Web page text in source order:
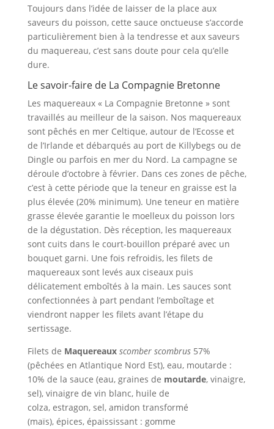
t
i
v
e
Toujours dans l’idée de laisser de la place aux
saveurs du poisson, cette sauce onctueuse s’accorde
particulièrement bien à la tendresse et aux saveurs
du maquereau, c’est sans doute pour cela qu’elle
dure.
Le savoir-faire de La Compagnie Bretonne
Les maquereaux « La Compagnie Bretonne » sont
travaillés au meilleur de la saison. Nos maquereaux
sont pêchés en mer Celtique, autour de l’Ecosse et
de l’Irlande et débarqués au port de Killybegs ou de
Dingle ou parfois en mer du Nord. La campagne se
déroule d’octobre à février. Dans ces zones de pêche,
c’est à cette période que la teneur en graisse est la
plus élevée (20% minimum). Une teneur en matière
grasse élevée garantie le moelleux du poisson lors
de la dégustation. Dès réception, les maquereaux
sont cuits dans le court-bouillon préparé avec un
bouquet garni. Une fois refroidis, les filets de
maquereaux sont levés aux ciseaux puis
délicatement emboîtés à la main. Les sauces sont
confectionnées à part pendant l’emboîtage et
viendront napper les filets avant l’étape du
sertissage.
Filets de Maquereaux scomber scombrus57%
(pêchées en Atlantique Nord Est), eau, moutarde :
10% de la sauce (eau, graines de moutarde, vinaigre,
sel), vinaigre de vin blanc, huile de
colza, estragon, sel, amidon transformé
(maïs), épices, épaississant : gomme